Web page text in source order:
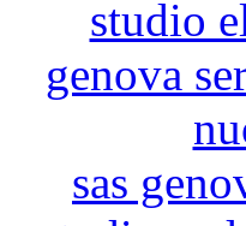
studio
genova
sas